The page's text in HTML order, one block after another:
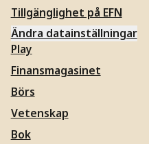
Tillgänglighet på EFN
Ändra datainställningar
Play
Finansmagasinet
Börs
Vetenskap
Bok